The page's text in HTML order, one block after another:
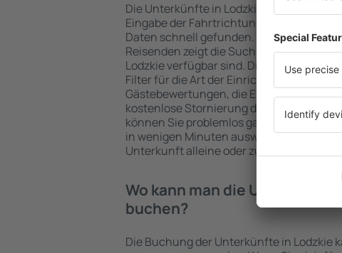
Die Unterkünfte in Lodzkie werden von
Eingabe der Fahrtrichtung und der
Daten schnell gefunden. Nach Auswahl
Reisenden zeigt die Suchmaschine an,
Lodzkie verfügbar sind. Die Auswahl der
Filter für die Art der Einrichtung und die
Gästebewertungen, die Entfernung zum
kostenlose Stornierung der Buchung
können Sie problemlos ganz einfach
in wenigen Minuten auswählen. Sie
Unterkunft alleine oder zusammen mit
Wo kann man die Unterkünfte
buchen?
Die Buchung der Unterkünfte in Lodzkie